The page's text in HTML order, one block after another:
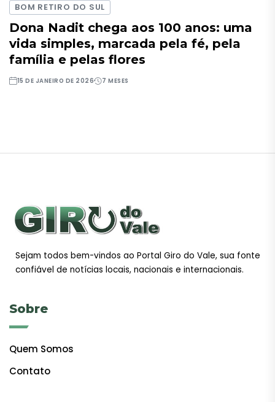
BOM RETIRO DO SUL
Dona Nadit chega aos 100 anos: uma
vida simples, marcada pela fé, pela
família e pelas flores
15 DE JANEIRO DE 2026 7 MESES
Sejam todos bem-vindos ao Portal Giro do Vale, sua fonte
confiável de notícias locais, nacionais e internacionais.
Sobre
Quem Somos
Contato